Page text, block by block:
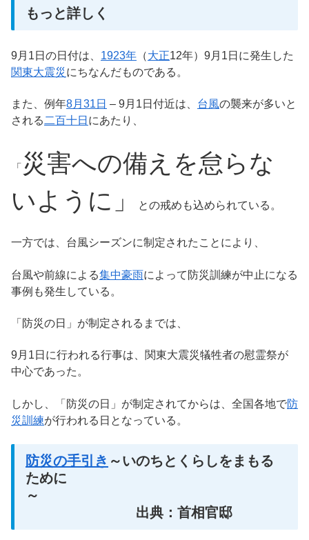
もっと詳しく
9月1日の日付は、 1923年 （大正12年）9月1日に発生した
関東大震災 にちなんだものである。
また、例年8月31日 – 9月1日付近は、 台風の襲来が多いと
される 二百十日 にあたり、
「 災害への備えを怠らな
いように」
との戒めも込められている。
一方では、台風シーズンに制定されたことにより、
台風や前線による集中豪雨によって防災訓練が中止になる
事例も発生している。
「防災の日」が制定されるまでは、
9月1日に行われる行事は、関東大震災犠牲者の慰霊祭が
中心であった。
しかし、「防災の日」が制定されてからは、全国各地で防
災訓練が行われる日となっている。
防災の手引き ～いのちとくらしをまもる
ために
～
出典：首相官邸